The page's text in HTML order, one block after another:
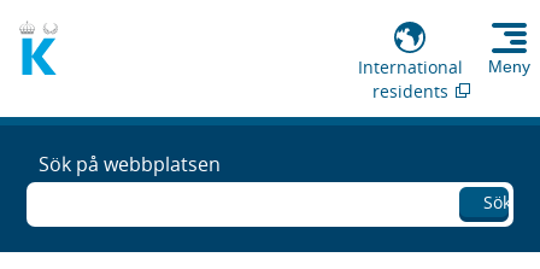
International
residents
Meny
Sök på webbplatsen
Sök